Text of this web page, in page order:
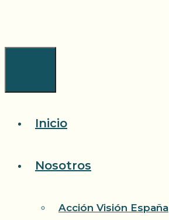
Inicio
Nosotros
Acción Visión España